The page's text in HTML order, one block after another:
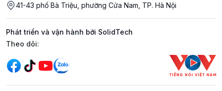
41-43 phố Bà Triệu, phường Cửa Nam, TP. Hà Nội
Phát triển và vận hành bởi SolidTech
Mạng xã hội
Theo dõi: